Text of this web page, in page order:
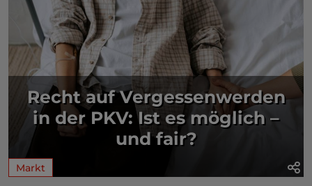
Recht auf Vergessenwerden
in der PKV: Ist es möglich –
und fair?
Markt